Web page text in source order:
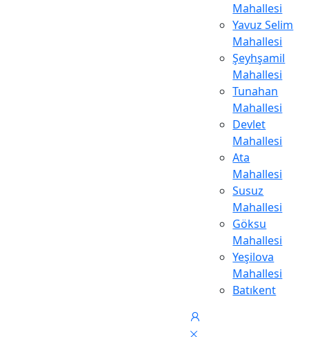
Mahallesi
Yavuz Selim
Mahallesi
Şeyhşamil
Mahallesi
Tunahan
Mahallesi
Devlet
Mahallesi
Ata
Mahallesi
Susuz
Mahallesi
Göksu
Mahallesi
Yeşilova
Mahallesi
Batıkent